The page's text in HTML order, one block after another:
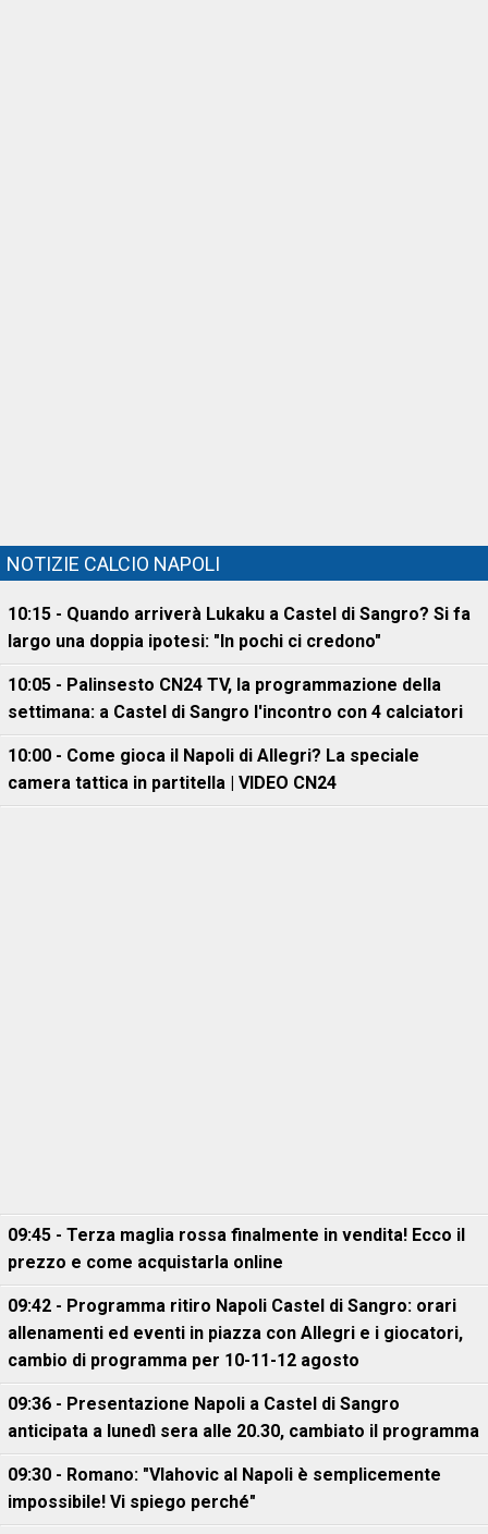
NOTIZIE CALCIO NAPOLI
10:15 - Quando arriverà Lukaku a Castel di Sangro? Si fa
largo una doppia ipotesi: "In pochi ci credono"
10:05 - Palinsesto CN24 TV, la programmazione della
settimana: a Castel di Sangro l'incontro con 4 calciatori
10:00 - Come gioca il Napoli di Allegri? La speciale
camera tattica in partitella | VIDEO CN24
09:45 - Terza maglia rossa finalmente in vendita! Ecco il
prezzo e come acquistarla online
09:42 - Programma ritiro Napoli Castel di Sangro: orari
allenamenti ed eventi in piazza con Allegri e i giocatori,
cambio di programma per 10-11-12 agosto
09:36 - Presentazione Napoli a Castel di Sangro
anticipata a lunedì sera alle 20.30, cambiato il programma
09:30 - Romano: "Vlahovic al Napoli è semplicemente
impossibile! Vi spiego perché"